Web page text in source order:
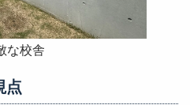
な校舎
点